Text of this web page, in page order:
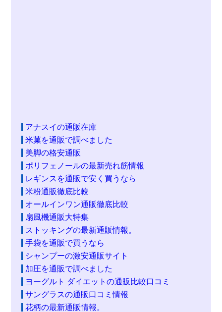
アナスイの通販在庫
米菓を通販で調べました
美脚の格安通販
ポリフェノールの最新売れ筋情報
レギンスを通販で安く買うなら
米粉通販徹底比較
オールインワン通販徹底比較
扇風機通販大特集
ストッキングの最新通販情報。
手袋を通販で買うなら
シャンプーの激安通販サイト
加圧を通販で調べました
ヨーグルト ダイエットの通販比較口コミ
サングラスの通販口コミ情報
花柄の最新通販情報。